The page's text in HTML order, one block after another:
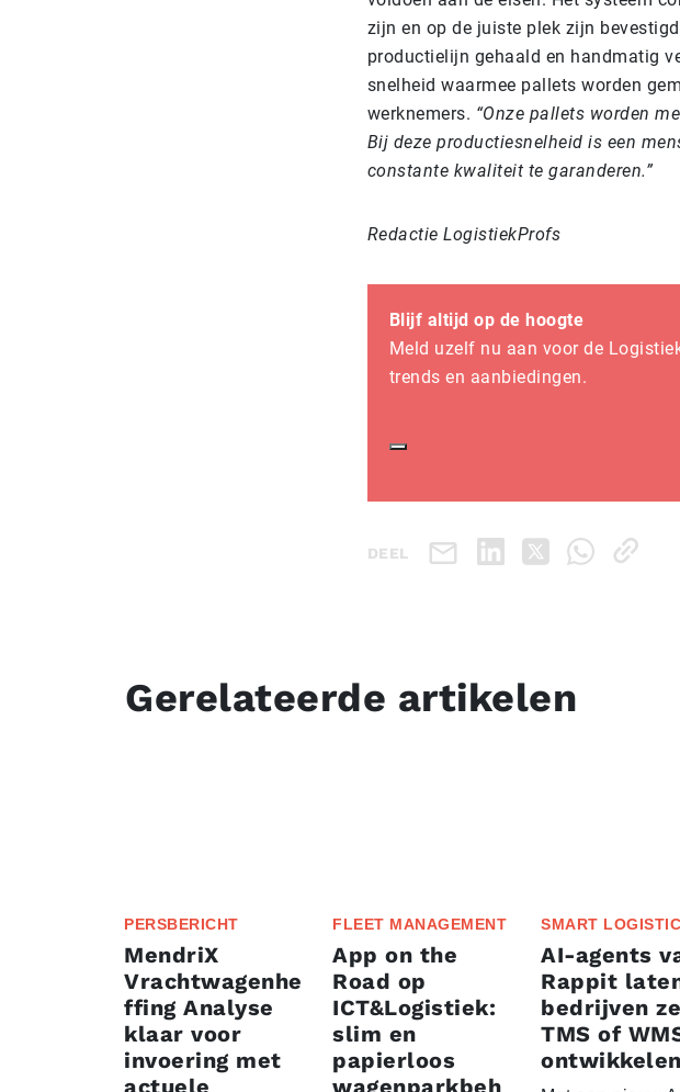
zijn en op de juiste plek zijn
productielijn gehaald en handmatig
snelheid waarmee pallets worden
werknemers. “Onze pallets worden
Bij deze productiesnelheid is een
constante kwaliteit te garanderen.”
Redactie LogistiekProfs
Blijf altijd op de hoogte
Meld uzelf nu aan voor de
trends en aanbiedingen.
DEEL
Gerelateerde artikelen
PERSBERICHT
MendriX
Vrachtwagenhe
ffing Analyse
klaar voor
invoering met
FLEET MANAGEMENT
App on the
Road op
ICT&Logistiek:
slim en
papierloos
SMART
AI-agents
Rappit
bedrijven
TMS of
ontwikkelen